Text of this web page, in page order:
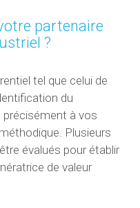
partenaire
?
tel que celui de
du
précisément à vos
Plusieurs
évalués pour établir
de valeur